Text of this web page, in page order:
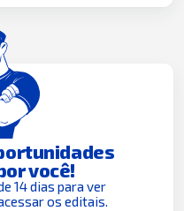
você!
14 dias para ver
os editais.